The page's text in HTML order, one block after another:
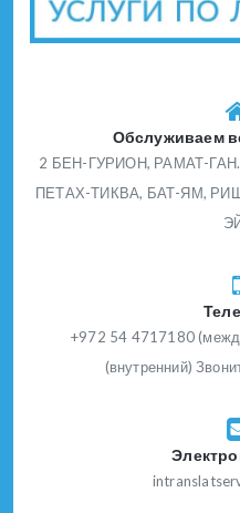
Обслуживаем
2 БЕН-ГУРИОН, РАМАТ-
ПЕТАХ-ТИКВА, БАТ-ЯМ,
+972 54 4717180
(внутренний)